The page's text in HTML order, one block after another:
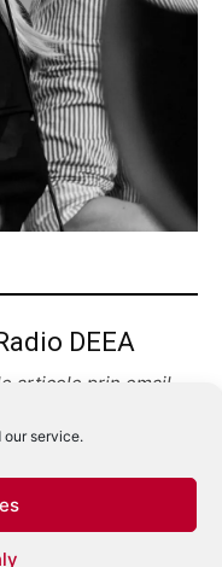
our service.
DEEA
articole prin email.
Abonează-te